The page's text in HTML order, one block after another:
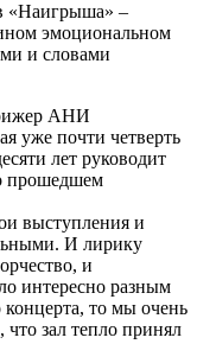
«Наигрыша» –
эмоциональном
и словами
АНИ
уже почти четверть
лет руководит
прошедшем
выступления и
И лирику
и
интересно разным
концерта, то мы очень
что зал тепло принял